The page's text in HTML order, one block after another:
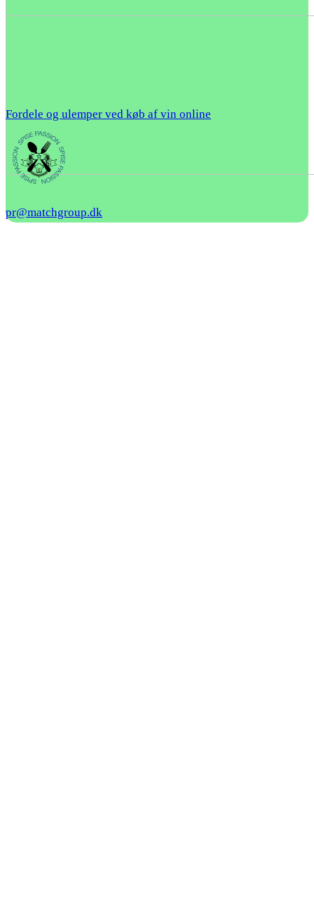
Fordele og ulemper ved køb af vin online
pr@matchgroup.dk